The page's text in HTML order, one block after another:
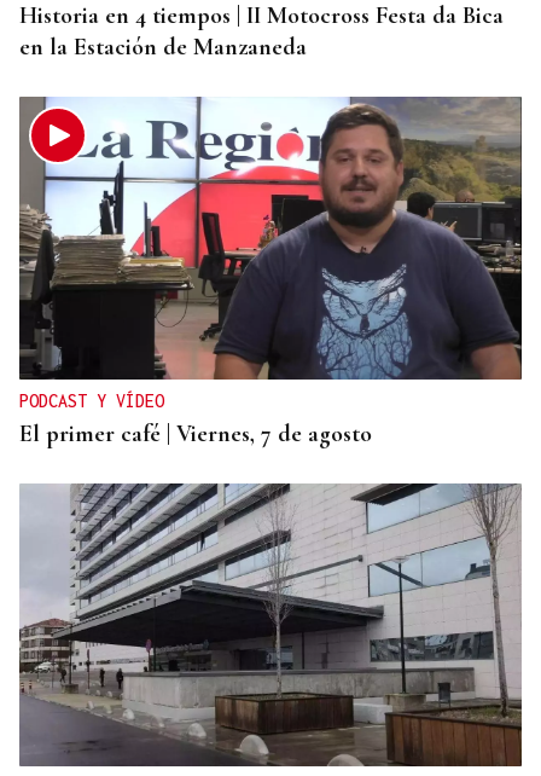
Historia en 4 tiempos | II Motocross Festa da Bica
en la Estación de Manzaneda
PODCAST Y VÍDEO
El primer café | Viernes, 7 de agosto